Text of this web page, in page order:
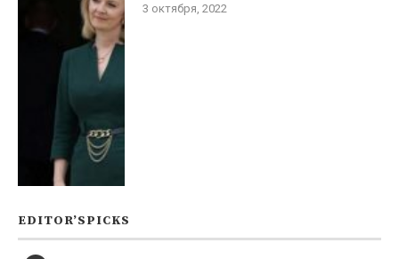
3 октября, 2022
EDITOR’SPICKS